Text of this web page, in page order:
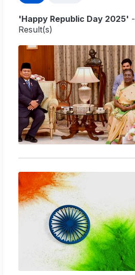
'Happy Republic Day 2025'
Result(s)